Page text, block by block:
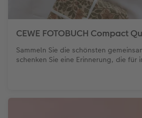
CEWE FOTOBUCH Compact
Sammeln Sie die schönsten
schenken Sie eine Erinnerung, die für